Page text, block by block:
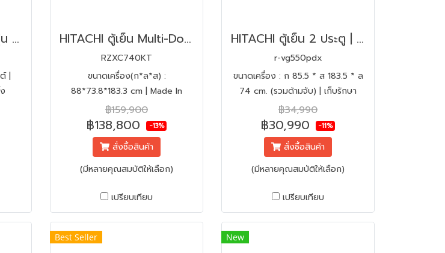
HITACHI เครื่องทำนำ้อุ่น 3800W | อิเลคทรอนิกส์ | รุ่น HES-38G
|
HITACHI ตู้เย็น Multi-Door 6 ประตู | ขนาด 26 คิว รุ่น RZXC740KT - กระจกเงา
RZXC740KT
ขนาดเครื่อง(ก*ล*ส) :
88*73.8*183.3 cm | Made In
Japan | ระบบ Inverter | 26.0 Q |
735 ลิตร
฿159,900
฿138,800 -13%
สั่งซื้อสินค้า
(มีหลายคุณสมบัติให้เลือก)
เปรียบเทียบ
HITACHI ตู้เย็น 2 ประตู | ขนาด 19.4 คิว รุ่น R-VG550PDX | ทำน้ำแข็งอัตโนมัติ
r-vg550pdx
ขนาดเครื่อง : ก 85.5 * ส 183.5 * ล
74 cm. (รวมด้ามจับ) | เก็บรักษา
ความเย็นได้ถึง 12 ชั่วโมง*แม้ไฟตัด |
ปรับอุณหภูมิช่องชิลเลอร์ได้ | มีระบบ
ทำน้ำแข็งอัตโนมัติ | ชั้นแช่ปรับขนาด
ได้
฿34,990
฿30,990 -11%
สั่งซื้อสินค้า
(มีหลายคุณสมบัติให้เลือก)
เปรียบเทียบ
Best Seller New